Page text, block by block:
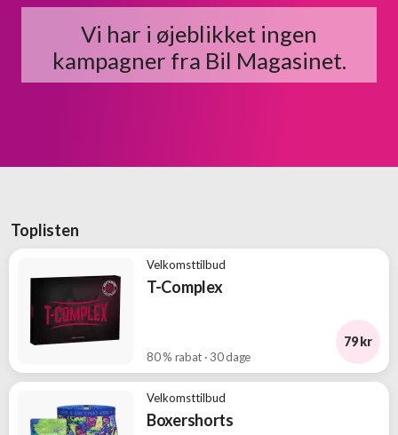
Vi har i øjeblikket ingen
kampagner fra Bil Magasinet.
Toplisten
Velkomsttilbud
T-Complex
80 % rabat · 30 dage
79 kr
Velkomsttilbud
Boxershorts
GRATIS
velkomsttilbud